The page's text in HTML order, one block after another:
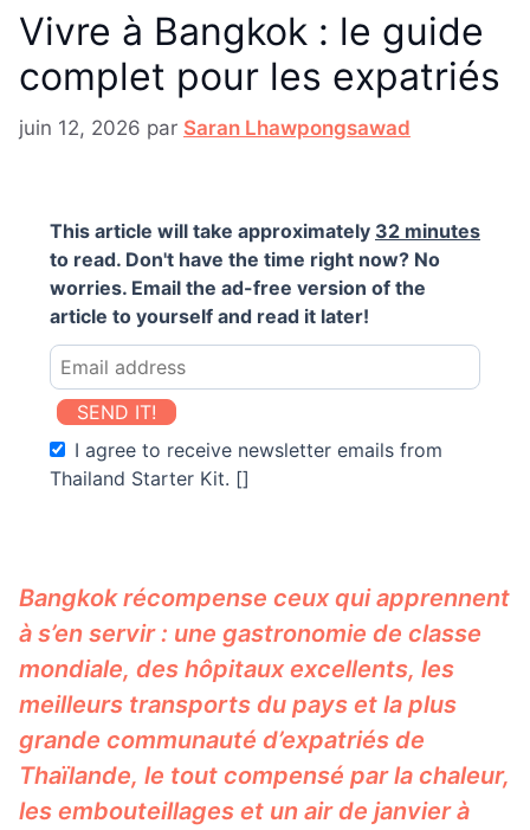
Vivre à Bangkok : le guide
complet pour les expatriés
juin 12, 2026 par Saran Lhawpongsawad
This article will take approximately 32 minutes
to read. Don't have the time right now? No
worries. Email the ad-free version of the
article to yourself and read it later!
SEND IT!
I agree to receive newsletter emails from
Thailand Starter Kit. []
Bangkok récompense ceux qui apprennent
à s’en servir : une gastronomie de classe
mondiale, des hôpitaux excellents, les
meilleurs transports du pays et la plus
grande communauté d’expatriés de
Thaïlande, le tout compensé par la chaleur,
les embouteillages et un air de janvier à